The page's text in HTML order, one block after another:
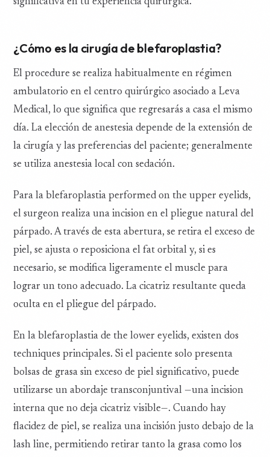
¿Cómo es la cirugía de blefaroplastia?
El procedure se realiza habitualmente en régimen
ambulatorio en el centro quirúrgico asociado a Leva
Medical, lo que significa que regresarás a casa el mismo
día. La elección de anestesia depende de la extensión de
la cirugía y las preferencias del paciente; generalmente
se utiliza anestesia local con sedación.
Para la blefaroplastia performed on the upper eyelids,
el surgeon realiza una incision en el pliegue natural del
párpado. A través de esta abertura, se retira el exceso de
piel, se ajusta o reposiciona el fat orbital y, si es
necesario, se modifica ligeramente el muscle para
lograr un tono adecuado. La cicatriz resultante queda
oculta en el pliegue del párpado.
En la blefaroplastia de the lower eyelids, existen dos
techniques principales. Si el paciente solo presenta
bolsas de grasa sin exceso de piel significativo, puede
utilizarse un abordaje transconjuntival —una incision
interna que no deja cicatriz visible—. Cuando hay
flacidez de piel, se realiza una incisión justo debajo de la
lash line, permitiendo retirar tanto la grasa como los